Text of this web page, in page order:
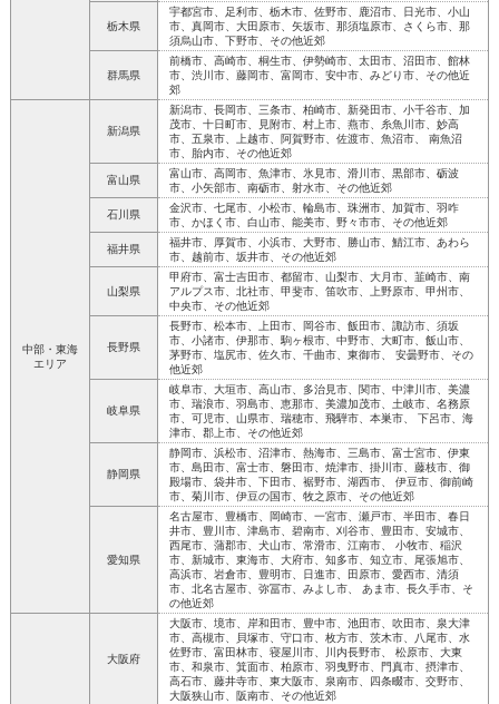
栃木県
宇都宮市、足利市、栃木市、佐野市、鹿沼市、日光市、小山
市、真岡市、大田原市、矢坂市、那須塩原市、さくら市、那
須烏山市、下野市、その他近郊
群馬県
前橋市、高崎市、桐生市、伊勢崎市、太田市、沼田市、館林
市、渋川市、藤岡市、富岡市、安中市、みどり市、その他近
郊
中部・東海
エリア
新潟県
新潟市、長岡市、三条市、柏崎市、新発田市、小千谷市、加
茂市、十日町市、見附市、村上市、燕市、糸魚川市、妙高
市、五泉市、上越市、阿賀野市、佐渡市、魚沼市、 南魚沼
市、胎内市、その他近郊
富山県
富山市、高岡市、魚津市、氷見市、滑川市、黒部市、砺波
市、小矢部市、南砺市、射水市、その他近郊
石川県
金沢市、七尾市、小松市、輪島市、珠洲市、加賀市、羽咋
市、かほく市、白山市、能美市、野々市市、その他近郊
福井県
福井市、厚賀市、小浜市、大野市、勝山市、鯖江市、あわら
市、越前市、坂井市、その他近郊
山梨県
甲府市、富士吉田市、都留市、山梨市、大月市、韮崎市、南
アルプス市、北社市、甲斐市、笛吹市、上野原市、甲州市、
中央市、その他近郊
長野県
長野市、松本市、上田市、岡谷市、飯田市、諏訪市、須坂
市、小諸市、伊那市、駒ヶ根市、中野市、大町市、飯山市、
茅野市、塩尻市、佐久市、千曲市、東御市、 安曇野市、その
他近郊
岐阜県
岐阜市、大垣市、高山市、多治見市、関市、中津川市、美濃
市、瑞浪市、羽島市、恵那市、美濃加茂市、土岐市、名務原
市、可児市、山県市、瑞穂市、飛騨市、本巣市、 下呂市、海
津市、郡上市、その他近郊
静岡県
静岡市、浜松市、沼津市、熱海市、三島市、富士宮市、伊東
市、島田市、富士市、磐田市、焼津市、掛川市、藤枝市、御
殿場市、袋井市、下田市、裾野市、湖西市、 伊豆市、御前崎
市、菊川市、伊豆の国市、牧之原市、その他近郊
愛知県
名古屋市、豊橋市、岡崎市、一宮市、瀬戸市、半田市、春日
井市、豊川市、津島市、碧南市、刈谷市、豊田市、安城市、
西尾市、蒲郡市、犬山市、常滑市、江南市、 小牧市、稲沢
市、新城市、東海市、大府市、知多市、知立市、尾張旭市、
高浜市、岩倉市、豊明市、日進市、田原市、愛西市、清須
市、北名古屋市、弥冨市、みよし市、 あま市、長久手市、そ
の他近郊
大阪府
大阪市、境市、岸和田市、豊中市、池田市、吹田市、泉大津
市、高槻市、貝塚市、守口市、枚方市、茨木市、八尾市、水
佐野市、富田林市、寝屋川市、川内長野市、 松原市、大東
市、和泉市、箕面市、柏原市、羽曳野市、門真市、摂津市、
高石市、藤井寺市、東大阪市、泉南市、四条畷市、交野市、
大阪狭山市、阪南市、その他近郊